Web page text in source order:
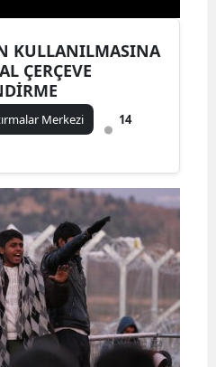
KULLANILMASINA
ÇERÇEVE
Merkezi
14